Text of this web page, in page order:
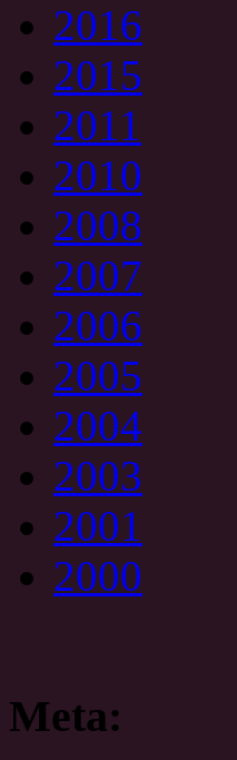
2016
2015
2011
2010
2008
2007
2006
2005
2004
2003
2001
2000
Meta: